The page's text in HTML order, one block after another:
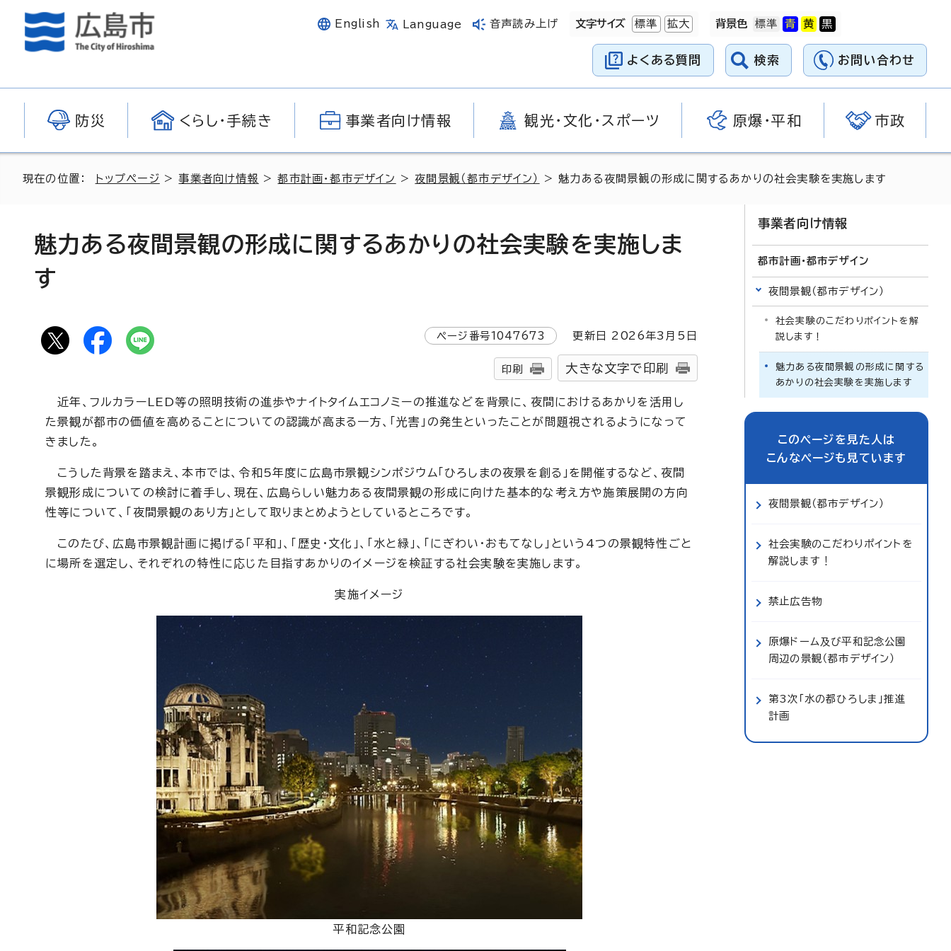
English Language 音声読み上げ 文字サイズ 標準 拡大 背景色
よくある質問 検索 お問い合わせ
防災 くらし・手続き 事業者向け情報 観光・文化・スポーツ 原爆・平和 市政
現在の位置： トップページ >事業者向け情報 >都市計画・都市デザイン >夜間景観（都市デザイン） > 魅力ある夜間景観の形成に関するあかりの社会実験を実施します
魅力ある夜間景観の形成に関するあかりの社会実験を実施しま
す
ページ番号1047673 更新日 2026年3月5日
印刷 大きな文字で印刷
近年、フルカラーLED等の照明技術の進歩やナイトタイムエコノミーの推進などを背景に、夜間におけるあかりを活用し
た景観が都市の価値を高めることについての認識が高まる一方、「光害」の発生といったことが問題視されるようになって
きました。
こうした背景を踏まえ、本市では、令和5年度に広島市景観シンポジウム「ひろしまの夜景を創る」を開催するなど、夜間
景観形成についての検討に着手し、現在、広島らしい魅力ある夜間景観の形成に向けた基本的な考え方や施策展開の方向
性等について、「夜間景観のあり方」として取りまとめようとしているところです。
このたび、広島市景観計画に掲げる「平和」、「歴史・文化」、「水と緑」、「にぎわい・おもてなし」という4つの景観特性ごと
に場所を選定し、それぞれの特性に応じた目指すあかりのイメージを検証する社会実験を実施します。
実施イメージ
平和記念公園
事業者向け情報
都市計画・都市デザイン
夜間景観（都市デザイン）
社会実験のこだわりポイントを解
説します！
魅力ある夜間景観の形成に関する
あかりの社会実験を実施します
このページを見た人は
こんなページも見ています
夜間景観（都市デザイン）
社会実験のこだわりポイントを
解説します！
禁止広告物
原爆ドーム及び平和記念公園
周辺の景観（都市デザイン）
第3次「水の都ひろしま」推進
計画